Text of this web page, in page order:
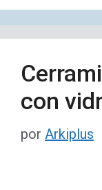
con
por Arkiplus